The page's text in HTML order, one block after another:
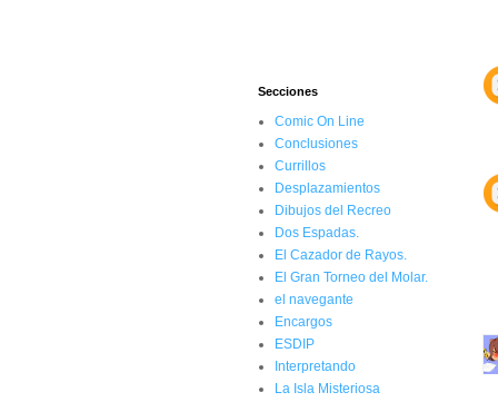
Secciones
Comic On Line
Conclusiones
Currillos
Desplazamientos
Dibujos del Recreo
Dos Espadas.
El Cazador de Rayos.
El Gran Torneo del Molar.
el navegante
Encargos
ESDIP
Interpretando
La Isla Misteriosa